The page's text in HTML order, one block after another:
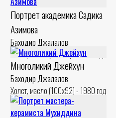
Портрет академика Садика
Азимова
Баходир Джалалов
Холст, масло (60x80) - 1998 год
Многоликий Джейхун
Баходир Джалалов
Холст, масло (100x92) - 1980 год